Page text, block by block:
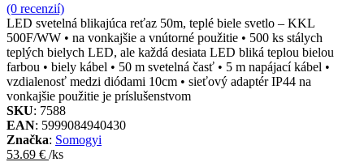
(0 recenzií)
LED svetelná blikajúca reťaz 50m, teplé biele svetlo – KKL
500F/WW • na vonkajšie a vnútorné použitie • 500 ks stálych
teplých bielych LED, ale každá desiata LED bliká teplou bielou
farbou • biely kábel • 50 m svetelná časť • 5 m napájací kábel •
vzdialenosť medzi diódami 10cm • sieťový adaptér IP44 na
vonkajšie použitie je príslušenstvom
SKU: 7588
EAN: 5999084940430
Značka: Somogyi
53.69 € /ks